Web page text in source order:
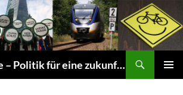
Mobilitätswende – Politik für eine zukunftsfähige Mobilität